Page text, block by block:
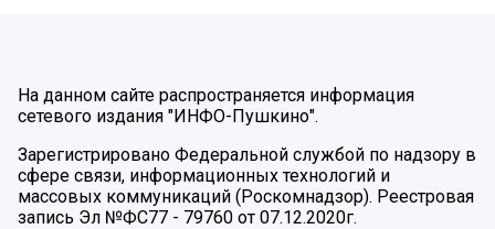
На данном сайте распространяется информация
сетевого издания "ИНФО-Пушкино".
Зарегистрировано Федеральной службой по надзору в
сфере связи, информационных технологий и
массовых коммуникаций (Роскомнадзор). Реестровая
запись Эл №ФС77 - 79760 от 07.12.2020г.